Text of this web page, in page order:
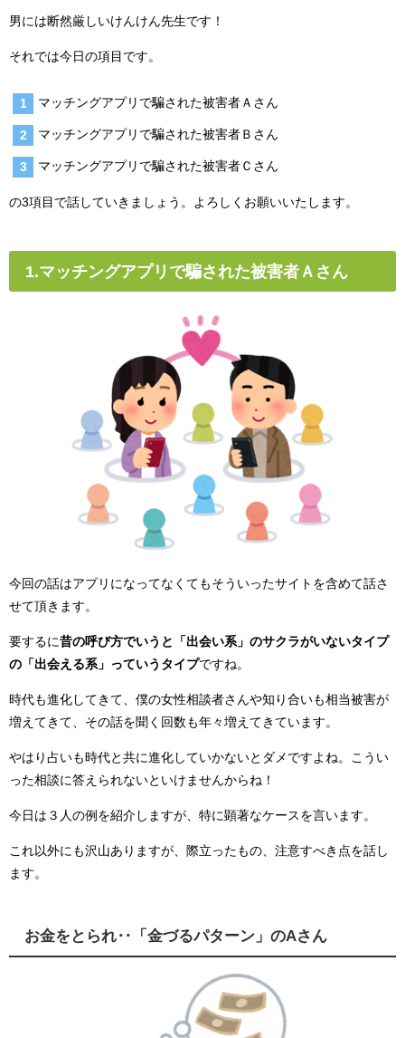
男には断然厳しいけんけん先生です！
それでは今日の項目です。
マッチングアプリで騙された被害者Ａさん
マッチングアプリで騙された被害者Ｂさん
マッチングアプリで騙された被害者Ｃさん
の3項目で話していきましょう。よろしくお願いいたします。
1.マッチングアプリで騙された被害者Ａさん
今回の話はアプリになってなくてもそういったサイトを含めて話さ
せて頂きます。
要するに昔の呼び方でいうと「出会い系」のサクラがいないタイプ
の「出会える系」っていうタイプですね。
時代も進化してきて、僕の女性相談者さんや知り合いも相当被害が
増えてきて、その話を聞く回数も年々増えてきています。
やはり占いも時代と共に進化していかないとダメですよね。こうい
った相談に答えられないといけませんからね！
今日は３人の例を紹介しますが、特に顕著なケースを言います。
これ以外にも沢山ありますが、際立ったもの、注意すべき点を話し
ます。
お金をとられ‥「金づるパターン」のAさん